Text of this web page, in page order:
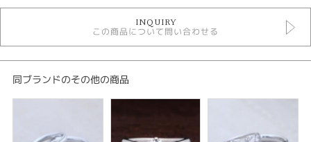
婚約指輪
デザインテイスト
INQUIRY
この商品について問い合わせる
同ブランドのその他の商品